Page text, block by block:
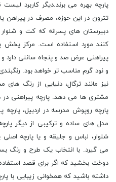
پارچه بهره می برند.دیگر کاربرد
تترون در این حوزه، مصرف در پیراهن
دبیرستان های پسرانه که کت و
کنند مورد استفاده است. مرکز پخش
پیراهنی عرض صد و پنجاه سانتی دارد
و نود گرم مناسب تر خواهد بود.
نیز مانند ترگال، دنیایی از رنگ
مشتری ها می دهد. پارچه پیراهنى
پارچه روپوش مدرسه در اردبیل، پارچه
مدل های ساده و ترکیبی از دیگر
شلوار، لباس و جلیقه و یا پارچه
می گیرد. با انتخاب یک طرح و رنگ
دوخت بخشید که اگر برای قصد
داشته باشید که همخوانی زیبایی با